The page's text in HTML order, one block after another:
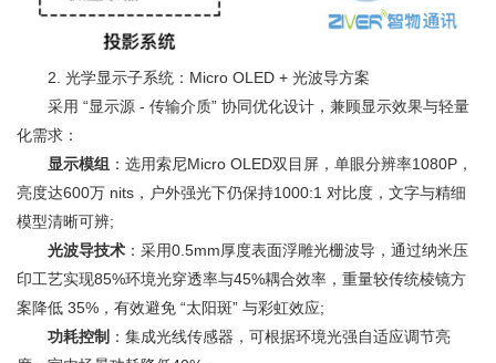
2. 光学显示子系统：Micro OLED + 光波导方案
采用 “显示源 - 传输介质” 协同优化设计，兼顾显示效果与轻量
化需求：
显示模组 ：选用索尼Micro OLED双目屏，单眼分辨率1080P，
亮度达600万 nits，户外强光下仍保持1000:1 对比度，文字与精细
模型清晰可辨;
光波导技术 ：采用0.5mm厚度表面浮雕光栅波导，通过纳米压
印工艺实现85%环境光穿透率与45%耦合效率，重量较传统棱镜方
案降低 35%，有效避免 “太阳斑” 与彩虹效应;
功耗控制 ：集成光线传感器，可根据环境光强自适应调节亮